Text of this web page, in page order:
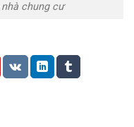
chung cư